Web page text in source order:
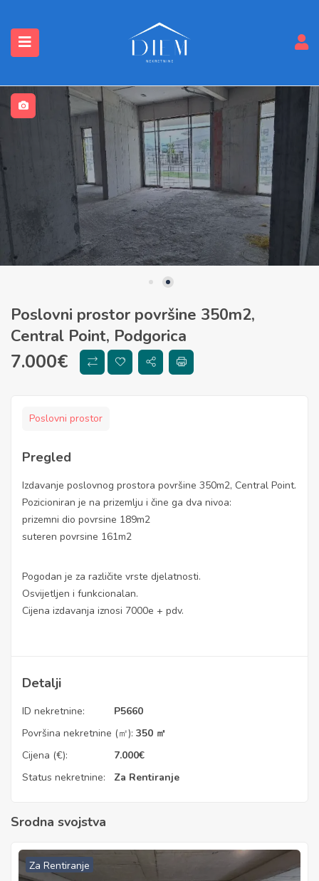
(Nekretnine)
Poslovni prostor površine 350m2,
Central Point, Podgorica
7.000€
Poslovni prostor
Pregled
Izdavanje poslovnog prostora površine 350m2, Central Point.
Pozicioniran je na prizemlju i čine ga dva nivoa:
prizemni dio povrsine 189m2
suteren povrsine 161m2
Pogodan je za različite vrste djelatnosti.
Osvijetljen i funkcionalan.
Cijena izdavanja iznosi 7000e + pdv.
Detalji
ID nekretnine:
P5660
Površina nekretnine (㎡): 350 ㎡
Cijena (€):
7.000€
Status nekretnine:
Za Rentiranje
Srodna svojstva
Za Rentiranje